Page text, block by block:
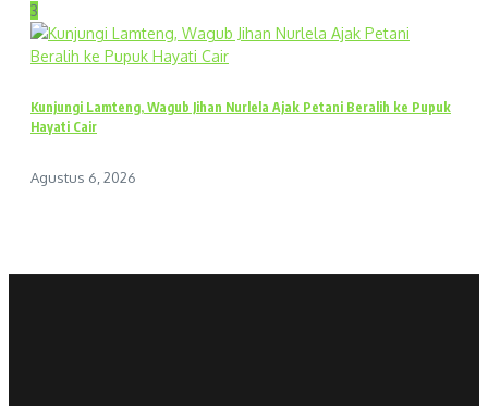
3
Kunjungi Lamteng, Wagub Jihan Nurlela Ajak Petani Beralih ke Pupuk
Hayati Cair
Agustus 6, 2026